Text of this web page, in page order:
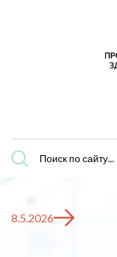
Поиск
по
8.5.2026